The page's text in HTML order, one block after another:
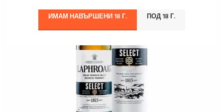
ИМАМ НАВЪРШЕНИ 18 Г. ПОД 18 Г.